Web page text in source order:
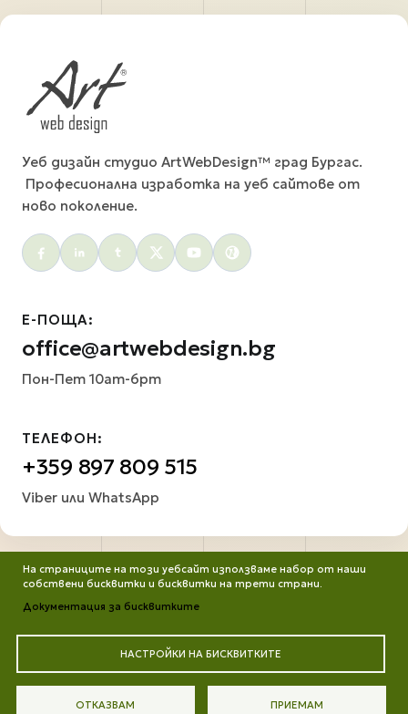
Уеб дизайн студио ArtWebDesign™ град Бургас.
Професионална изработка на уеб сайтове от
ново поколение.
Social menu
На страниците на този уебсайт използваме набор от наши
собствени бисквитки и бисквитки на трети страни.
Документация за бисквитките
НАСТРОЙКИ НА БИСКВИТКИТЕ
ОТКАЗВАМ ПРИЕМАМ
Е-ПОЩА:
office@artwebdesign.bg
Пон-Пет 10am-6pm
ТЕЛЕФОН:
+359 897 809 515
Viber или WhatsApp
Всички права запазени. Работим от ©2013 до днес
Портфолио
Защита на личните данни
Цени